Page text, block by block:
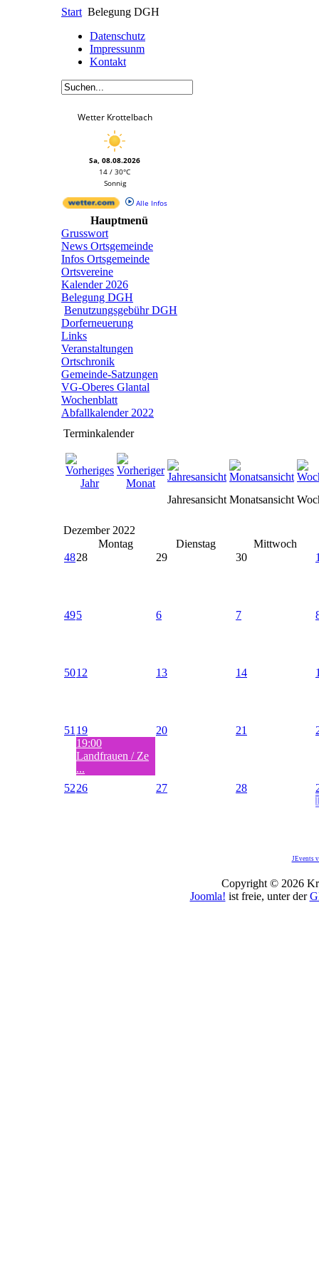
Start Belegung DGH
Datenschutz
Impressunm
Kontakt
Wetter Krottelbach
Sa, 08.08.2026
14 / 30°C
Sonnig
Alle Infos
Hauptmenü
Grusswort
News Ortsgemeinde
Infos Ortsgemeinde
Ortsvereine
Kalender 2026
Belegung DGH
Benutzungsgebühr DGH
Dorferneuerung
Links
Veranstaltungen
Ortschronik
Gemeinde-Satzungen
VG-Oberes Glantal
Wochenblatt
Abfallkalender 2022
Terminkalender
Jahresansicht Monatsansicht
Dezember 2022
Montag
Dienstag
Mittwoch
4828 29 30
495 6 7
5012 13 14
51 19
19:00
Landfrauen / Ze
...
20 21
5226 27 28
JEvents
Copyright © 2026
Joomla! ist freie, unter der